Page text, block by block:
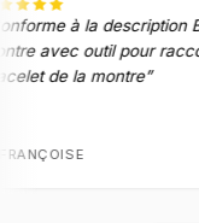
à la description Belle
avec outil pour
de la montre”